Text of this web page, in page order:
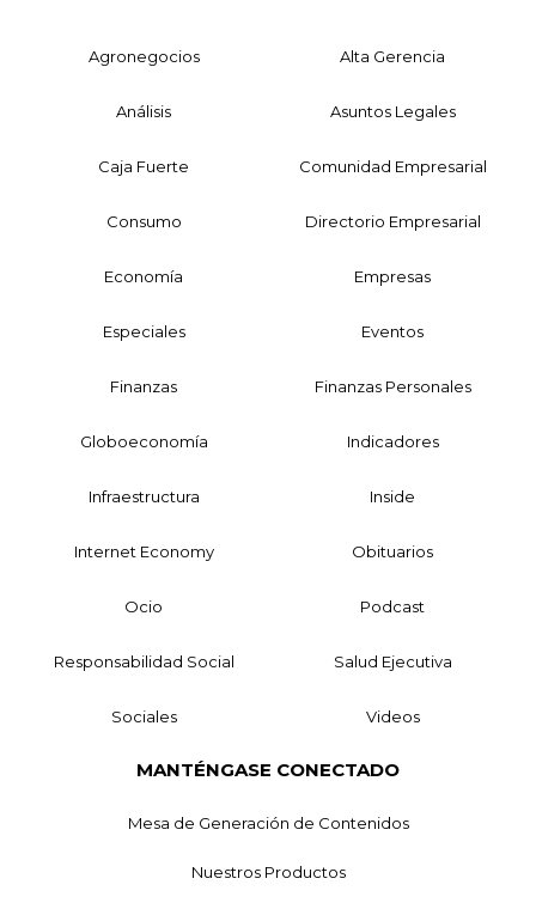
Agronegocios Alta Gerencia
Análisis Asuntos Legales
Caja Fuerte Comunidad Empresarial
Consumo Directorio Empresarial
Economía Empresas
Especiales Eventos
Finanzas Finanzas Personales
Globoeconomía Indicadores
Infraestructura Inside
Internet Economy Obituarios
Ocio Podcast
Responsabilidad Social Salud Ejecutiva
Sociales Videos
MANTÉNGASE CONECTADO
Mesa de Generación de Contenidos
Nuestros Productos